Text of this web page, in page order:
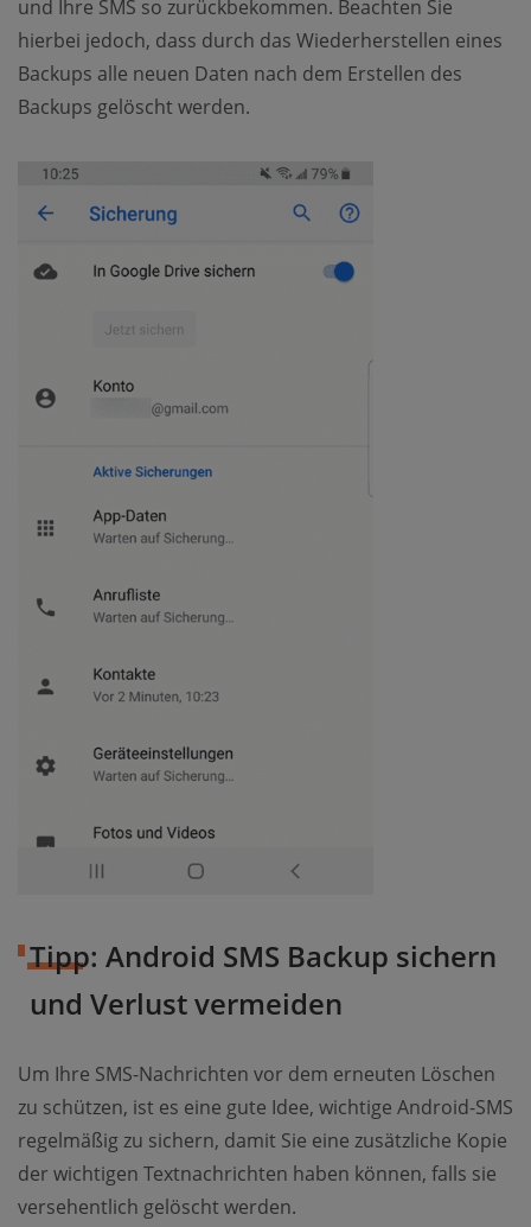
und Ihre SMS so zurückbekommen. Beachten Sie
hierbei jedoch, dass durch das Wiederherstellen eines
Backups alle neuen Daten nach dem Erstellen des
Backups gelöscht werden.
Tipp: Android SMS Backup sichern
und Verlust vermeiden
Um Ihre SMS-Nachrichten vor dem erneuten Löschen
zu schützen, ist es eine gute Idee, wichtige Android-SMS
regelmäßig zu sichern, damit Sie eine zusätzliche Kopie
der wichtigen Textnachrichten haben können, falls sie
versehentlich gelöscht werden.